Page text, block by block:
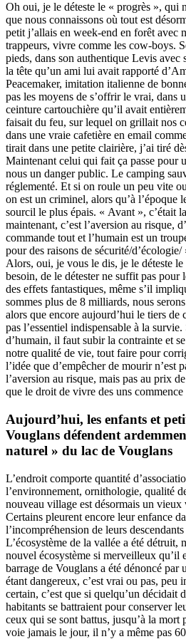
Oh oui, je le déteste le « progrès », qui
que nous connaissons où tout est
petit j’allais en week-end en forêt avec
trappeurs, vivre comme les cow-boys.
pieds, dans son authentique Levis avec
la tête qu’un ami lui avait rapporté
Peacemaker, imitation italienne de
pas les moyens de s’offrir le vrai, dans
ceinture cartouchière qu’il avait
faisait du feu, sur lequel on grillait nos
dans une vraie cafetière en email
tirait dans une petite clairière, j’ai tiré
Maintenant celui qui fait ça passe pour
nous un danger public. Le camping
réglementé. Et si on roule un peu vite
on est un criminel, alors qu’à l’époque
sourcil le plus épais. « Avant », c’était
maintenant, c’est l’aversion au risque,
commande tout et l’humain est un
pour des raisons de sécurité/
Alors, oui, je vous le dis, je le déteste
besoin, de le détester ne suffit pas
des effets fantastiques, même s’il
sommes plus de 8 milliards, nous
alors que encore aujourd’hui le tiers de
pas l’essentiel indispensable à la
d’humain, il faut subir la contrainte et
notre qualité de vie, tout faire pour
l’idée que d’empêcher de mourir n’est
l’aversion au risque, mais pas au prix
que le droit de vivre des uns commence
Aujourd’hui, les enfants et
Vouglans défendent
naturel » du lac de Vouglans
L’endroit comporte quantité
l’environnement, ornithologie, qualité
nouveau village est désormais un
Certains pleurent encore leur enfance
l’incompréhension de leurs
L’écosystème de la vallée a été détruit,
nouvel écosystème si merveilleux qu’il
barrage de Vouglans a été dénoncé par
étant dangereux, c’est vrai ou pas, peu
certain, c’est que si quelqu’un décidait
habitants se battraient pour conserver
ceux qui se sont battus, jusqu’à la mort
voie jamais le jour, il n’y a même pas